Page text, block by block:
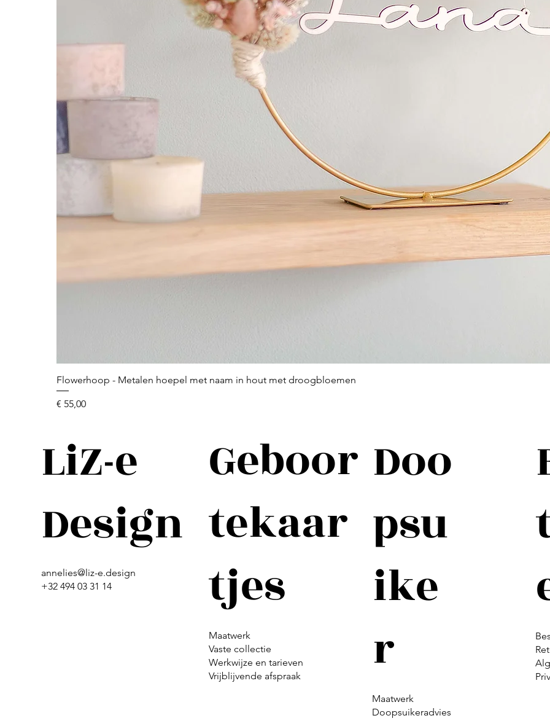
Flowerhoop - Metalen hoepel met naam in hout met droogbloemen
Prijs
€ 55,00
LiZ-e
Design
annelies@liz-e.design
+32 494 03 31 14
Geboor
tekaar
tjes
Maatwerk
Vaste collectie
Werkwijze en tarieven
Vrijblijvende afspraak
Doo
psu
ike
r
Maatwerk
Doopsuikeradvies